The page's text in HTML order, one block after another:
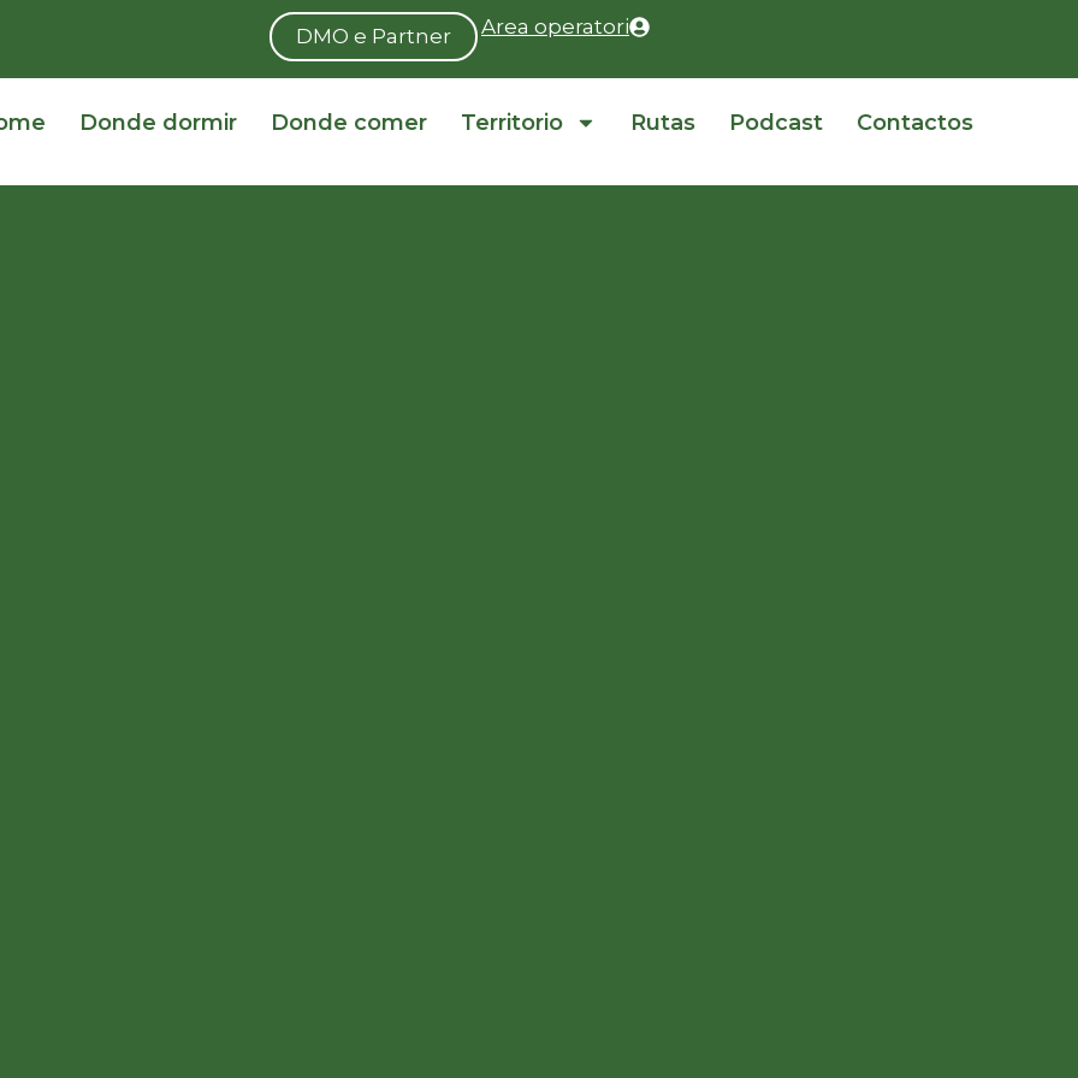
DMO e Partner Area operatori
Donde dormir Donde comer Territorio Rutas Podcast Contactos